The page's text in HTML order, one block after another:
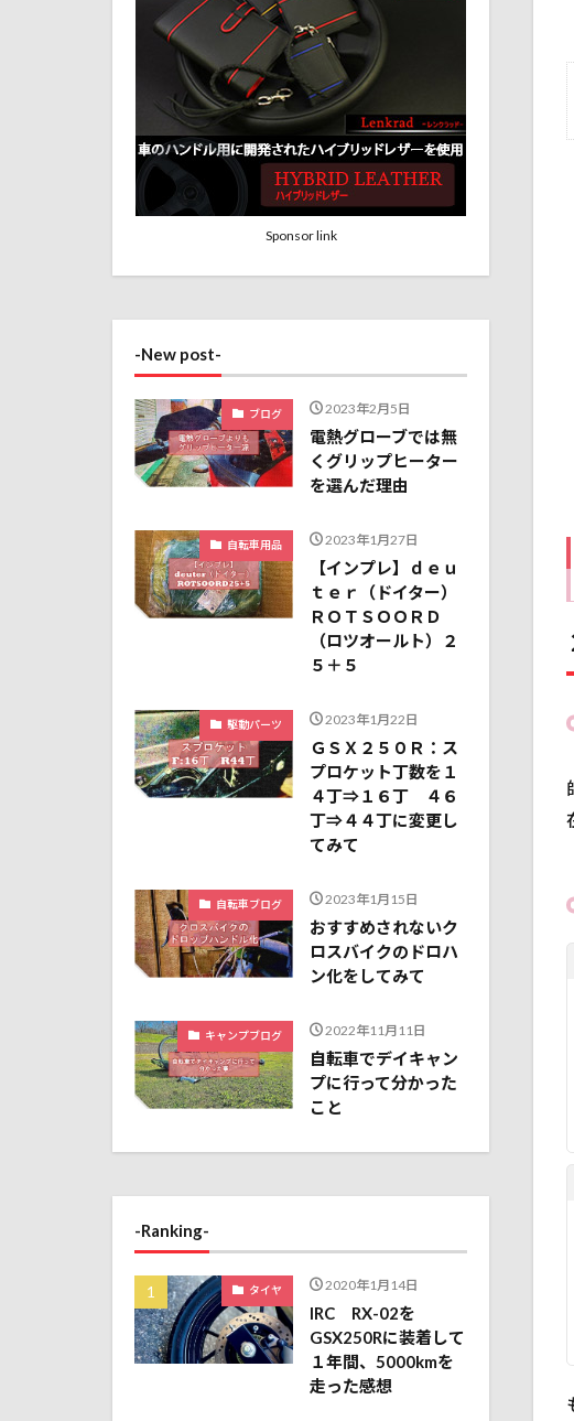
Sponsor link
-New post-
ブログ 2023年2月5日
電熱グローブでは無
くグリップヒーター
を選んだ理由
自転車用品 2023年1月27日
【インプレ】ｄｅｕ
ｔｅｒ（ドイター）
ＲＯＴＳＯＯＲＤ
（ロツオールト）２
５＋５
駆動パーツ 2023年1月22日
ＧＳＸ２５０Ｒ：ス
プロケット丁数を１
４丁⇒１６丁 ４６
丁⇒４４丁に変更し
てみて
自転車ブログ 2023年1月15日
おすすめされないク
ロスバイクのドロハ
ン化をしてみて
キャンプブログ 2022年11月11日
自転車でデイキャン
プに行って分かった
こと
-Ranking-
タイヤ 2020年1月14日
IRC RX-02を
GSX250Rに装着して
１年間、5000kmを
走った感想